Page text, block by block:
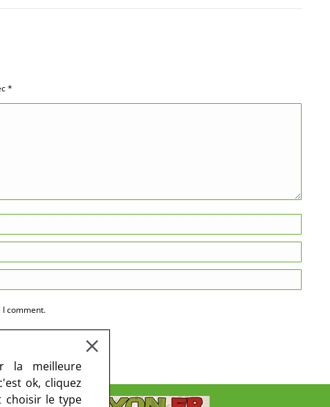
*
I comment.
la meilleure
ok, cliquez
choisir le type